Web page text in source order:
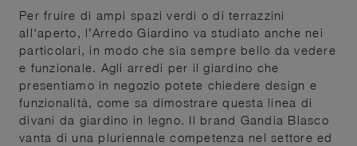
Per fruire di ampi spazi verdi o di terrazzini
all'aperto, l’Arredo Giardino va studiato anche nei
particolari, in modo che sia sempre bello da vedere
e funzionale. Agli arredi per il giardino che
presentiamo in negozio potete chiedere design e
funzionalità, come sa dimostrare questa linea di
divani da giardino in legno. Il brand Gandia Blasco
vanta di una pluriennale competenza nel settore ed